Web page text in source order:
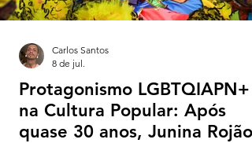
Protagonismo LGBTQIAPN+
na Cultura Popular: Após
quase 30 anos, Junina Rojão
Carlos Santos
8 de jul.